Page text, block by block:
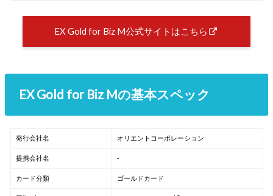
EX Gold for Biz M公式サイトはこちら
EX Gold for Biz Mの基本スペック
発行会社名 オリエントコーポレーション
提携会社名 -
カード分類 ゴールドカード